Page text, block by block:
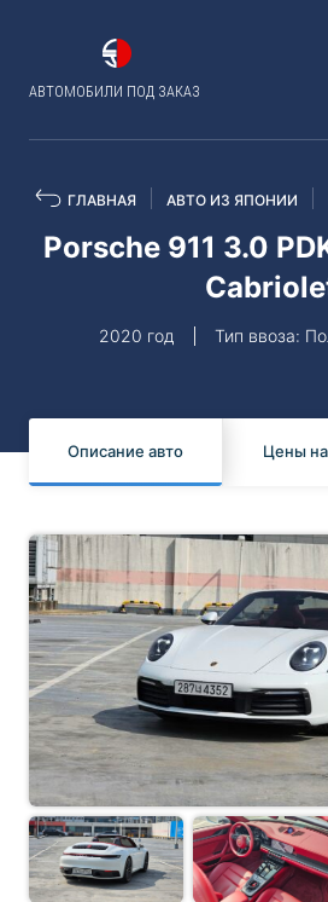
АВТОМОБИЛИ ПОД ЗАКАЗ
ГЛАВНАЯ АВТО ИЗ ЯПОНИИ
Porsche 911 3.0
2020 год Тип ввоза:
Описание авто Цены